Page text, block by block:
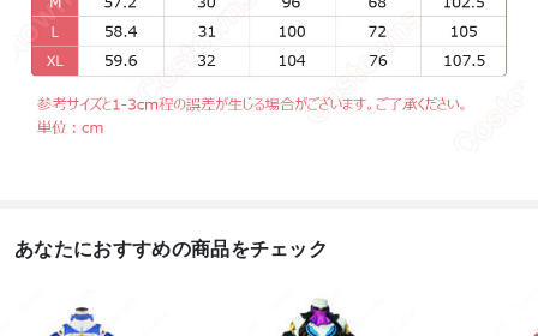
あなたにおすすめの商品をチェック